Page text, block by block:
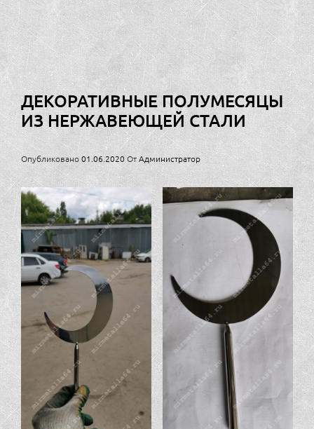
ДЕКОРАТИВНЫЕ ПОЛУМЕСЯЦЫ
ИЗ НЕРЖАВЕЮЩЕЙ СТАЛИ
Опубликовано01.06.2020 ОтАдминистратор